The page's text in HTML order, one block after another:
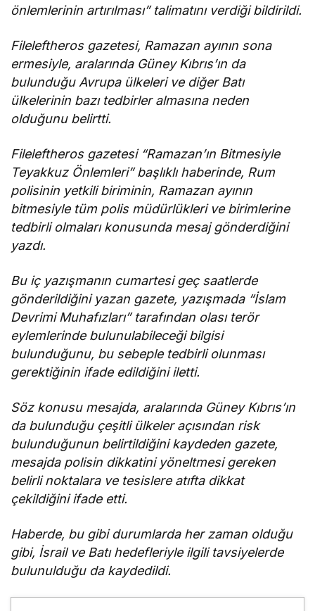
önlemlerinin artırılması” talimatını verdiği bildirildi.
Fileleftheros gazetesi, Ramazan ayının sona
ermesiyle, aralarında Güney Kıbrıs’ın da
bulunduğu Avrupa ülkeleri ve diğer Batı
ülkelerinin bazı tedbirler almasına neden
olduğunu belirtti.
Fileleftheros gazetesi “Ramazan’ın Bitmesiyle
Teyakkuz Önlemleri” başlıklı haberinde, Rum
polisinin yetkili biriminin, Ramazan ayının
bitmesiyle tüm polis müdürlükleri ve birimlerine
tedbirli olmaları konusunda mesaj gönderdiğini
yazdı.
Bu iç yazışmanın cumartesi geç saatlerde
gönderildiğini yazan gazete, yazışmada “İslam
Devrimi Muhafızları” tarafından olası terör
eylemlerinde bulunulabileceği bilgisi
bulunduğunu, bu sebeple tedbirli olunması
gerektiğinin ifade edildiğini iletti.
Söz konusu mesajda, aralarında Güney Kıbrıs’ın
da bulunduğu çeşitli ülkeler açısından risk
bulunduğunun belirtildiğini kaydeden gazete,
mesajda polisin dikkatini yöneltmesi gereken
belirli noktalara ve tesislere atıfta dikkat
çekildiğini ifade etti.
Haberde, bu gibi durumlarda her zaman olduğu
gibi, İsrail ve Batı hedefleriyle ilgili tavsiyelerde
bulunulduğu da kaydedildi.